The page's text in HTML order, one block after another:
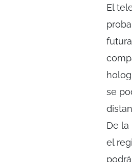
El
se
De la
el